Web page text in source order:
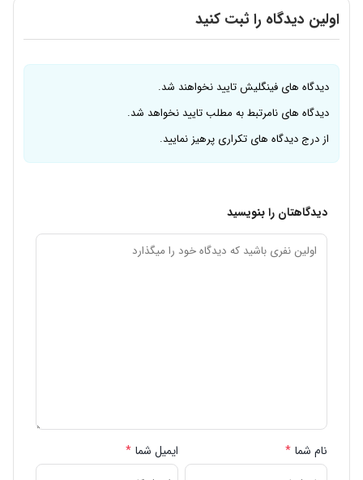
اولین دیدگاه را ثبت کنید
دیدگاه های فینگلیش تایید نخواهند شد.
دیدگاه های نامرتبط به مطلب تایید نخواهد شد.
از درج دیدگاه های تکراری پرهیز نمایید.
دیدگاهتان را بنویسید
نام شما * ایمیل شما *